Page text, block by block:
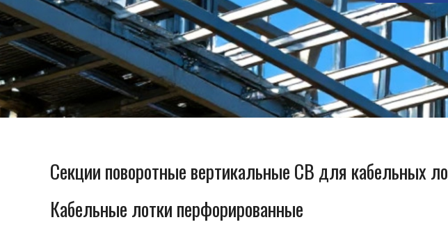
Секции поворотные вертикальные СВ для кабельных
Кабельные лотки перфорированные